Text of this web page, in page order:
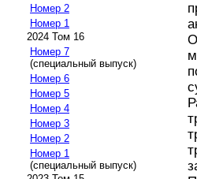
Номер 2
Номер 1
2024 Том 16
Номер 7
(специальный выпуск)
Номер 6
Номер 5
Номер 4
Номер 3
Номер 2
Номер 1
(специальный выпуск)